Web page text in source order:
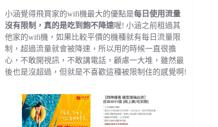
小涵覺得飛買家的wifi機最大的優點是每日使用流量
沒有限制，真的是吃到飽不降速喔! 小涵之前租過其
他家的wifi機，如果比較平價的機種就有每日流量限
制，超過流量就會被降速，所以用的時候一直很擔
心，不敢開視訊，不敢講電話，顧慮一大堆，雖然最
後也是沒超過，但就是不喜歡這種被限制住的感覺啊!